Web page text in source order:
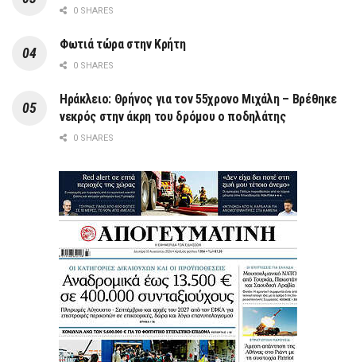
0 SHARES
Φωτιά τώρα στην Κρήτη
0 SHARES
Ηράκλειο: Θρήνος για τον 55χρονο Μιχάλη – Βρέθηκε
νεκρός στην άκρη του δρόμου ο ποδηλάτης
0 SHARES